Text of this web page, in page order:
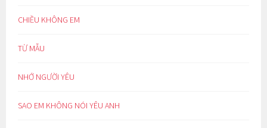
CHIỀU KHÔNG EM
TỪ MẪU
NHỚ NGƯỜI YÊU
SAO EM KHÔNG NÓI YÊU ANH